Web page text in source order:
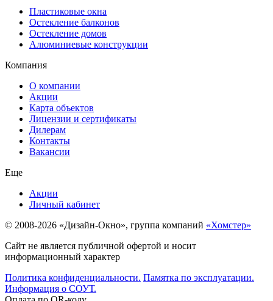
Пластиковые окна
Остекление балконов
Остекление домов
Алюминиевые конструкции
Компания
О компании
Акции
Карта объектов
Лицензии и сертификаты
Дилерам
Контакты
Вакансии
Еще
Акции
Личный кабинет
© 2008-2026 «Дизайн-Окно», группа компаний «Хомстер»
Сайт не является публичной офертой и носит
информационный характер
Политика конфиденциальности. Памятка по эксплуатации.
Информация о СОУТ.